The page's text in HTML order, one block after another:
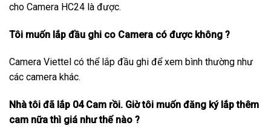
cho Camera HC24 là được.
Tôi muốn lắp đầu ghi co Camera có được không ?
Camera Viettel có thể lắp đầu ghi để xem bình thường như
các camera khác.
Nhà tôi đã lắp 04 Cam rồi. Giờ tôi muốn đăng ký lắp thêm
cam nữa thì giá như thế nào ?